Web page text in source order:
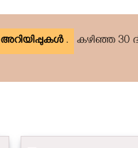
അറിയിപ്പുകൾ. കഴിഞ്ഞ 30